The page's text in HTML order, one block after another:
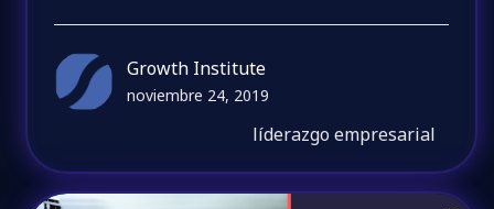
Growth Institute
noviembre 24, 2019
líderazgo empresarial